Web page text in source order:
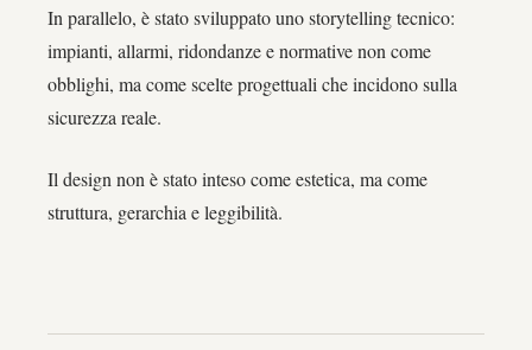
In parallelo, è stato sviluppato uno storytelling tecnico:
impianti, allarmi, ridondanze e normative non come
obblighi, ma come scelte progettuali che incidono sulla
sicurezza reale.
Il design non è stato inteso come estetica, ma come
struttura, gerarchia e leggibilità.